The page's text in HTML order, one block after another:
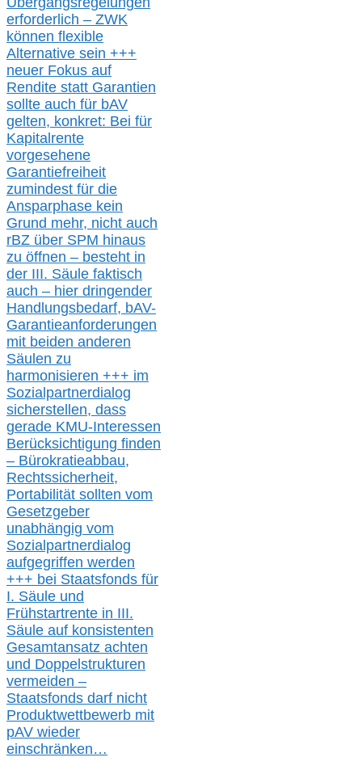
erforderlich – ZWK
können flexible
Alternative sein +++
neuer Fokus auf
Rendite statt Garantien
sollte auch für bAV
gelten, konkret: Bei für
Kapitalrente
vorgesehene
Garantiefreiheit
zumindest für die
Ansparphase kein
Grund mehr, nicht auch
rBZ über SPM hinaus
zu öffnen – besteht in
der III. Säule faktisch
auch – hier dringender
Handlungsbedarf, bAV-
Garantieanforderungen
mit beiden anderen
Säulen zu
harmonisieren +++ im
Sozialpartnerdialog
sicherstellen, dass
gerade KMU-Interessen
Berücksichtigung finden
– Bürokratieabbau,
Rechtssicherheit,
Portabilität sollten vom
Gesetzgeber
unabhängig vom
Sozialpartnerdialog
aufgegriffen werden
+++ bei Staatsfonds für
I. Säule und
Frühstartrente in III.
Säule auf konsistenten
Gesamtansatz achten
und Doppelstrukturen
vermeiden –
Staatsfonds darf nicht
Produktwettbewerb mit
pAV wieder
einschränken…